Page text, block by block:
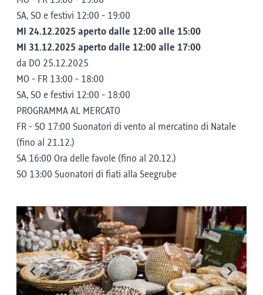
SA, SO e festivi 12:00 - 19:00
MI 24.12.2025 aperto dalle 12:00 alle 15:00
MI 31.12.2025 aperto dalle 12:00 alle 17:00
da DO 25.12.2025
MO - FR 13:00 - 18:00
SA, SO e festivi 12:00 - 18:00
PROGRAMMA AL MERCATO
FR - SO 17:00 Suonatori di vento al mercatino di Natale
(fino al 21.12.)
SA 16:00 Ora delle favole (fino al 20.12.)
SO 13:00 Suonatori di fiati alla Seegrube